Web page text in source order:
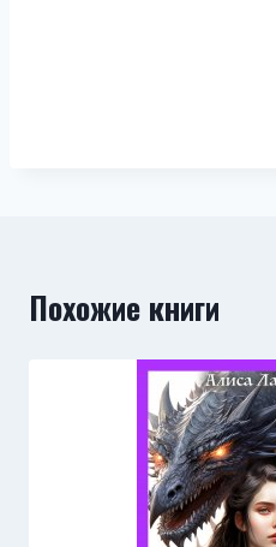
Похожие книги